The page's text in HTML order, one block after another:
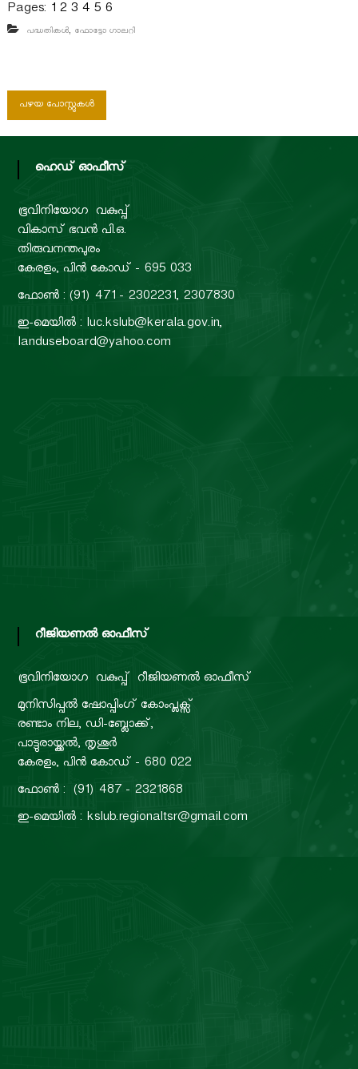
Pages: 1 2 3 4 5 6
പദ്ധതികൾ, ഫോട്ടോ ഗാലറി
പോ
സ്റ്റു
ക്ക
ളി
ലൂ
ടെ
പഴയ പോസ്റ്റുകൾ
ഹെഡ് ഓഫീസ്
ഭൂവിനിയോഗ വകുപ്പ്
വികാസ് ഭവൻ പി.ഒ.
തിരുവനന്തപുരം
കേരളം, പിൻ കോഡ് - 695 033
ഫോൺ : (91) 471 - 2302231, 2307830
ഇ-മെയിൽ : luc.kslub@kerala.gov.in,
landuseboard@yahoo.com
റീജിയണൽ ഓഫീസ്
ഭൂവിനിയോഗ വകുപ്പ് റീജിയണൽ ഓഫീസ്
മുനിസിപ്പൽ ഷോപ്പിംഗ് കോംപ്ലക്സ്
രണ്ടാം നില, ഡി-ബ്ലോക്ക്,
പാട്ടുരായ്ക്കൽ, തൃശൂർ
കേരളം, പിൻ കോഡ് - 680 022
ഫോൺ : (91) 487 - 2321868
ഇ-മെയിൽ : kslub.regionaltsr@gmail.com